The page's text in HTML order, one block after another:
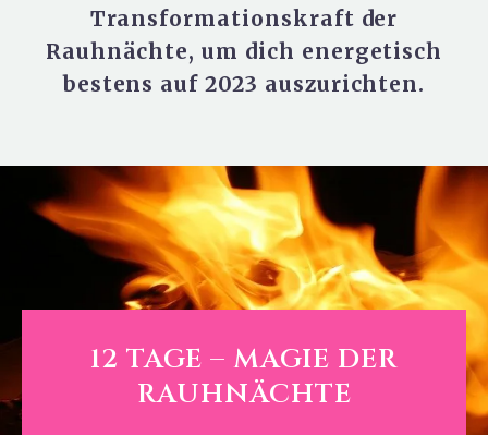
Transformationskraft der
Rauhnächte, um dich energetisch
bestens auf 2023 auszurichten.
12 TAGE – MAGIE DER
RAUHNÄCHTE